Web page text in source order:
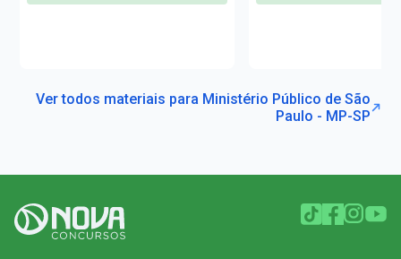
Ver todos materiais para Ministério Público de São
Paulo - MP-SP